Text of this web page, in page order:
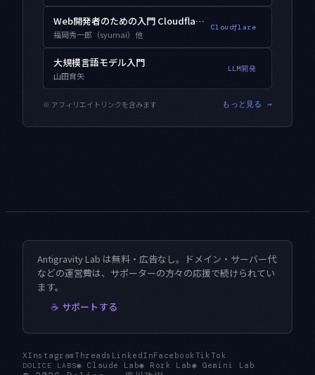
Web開発者のための入門 Cloudflare Workers
福岡秀一郎（syumai）他
Cloudflare
大規模言語モデル入門
山田育矢
LLM開発
※ アフィリエイトリンクを含みます もっと見る →
Antigravity Lab は無料・広告なし。ドメイン・サーバー代
などの運営費は、サポーターの方々の応援で続けられてい
ます。
☕ サポートする
XInstagram Threads LinkedInFacebook TikTok
DOLICE LABS◉ Claude Lab◉ Rork Lab◉ Gemini Lab